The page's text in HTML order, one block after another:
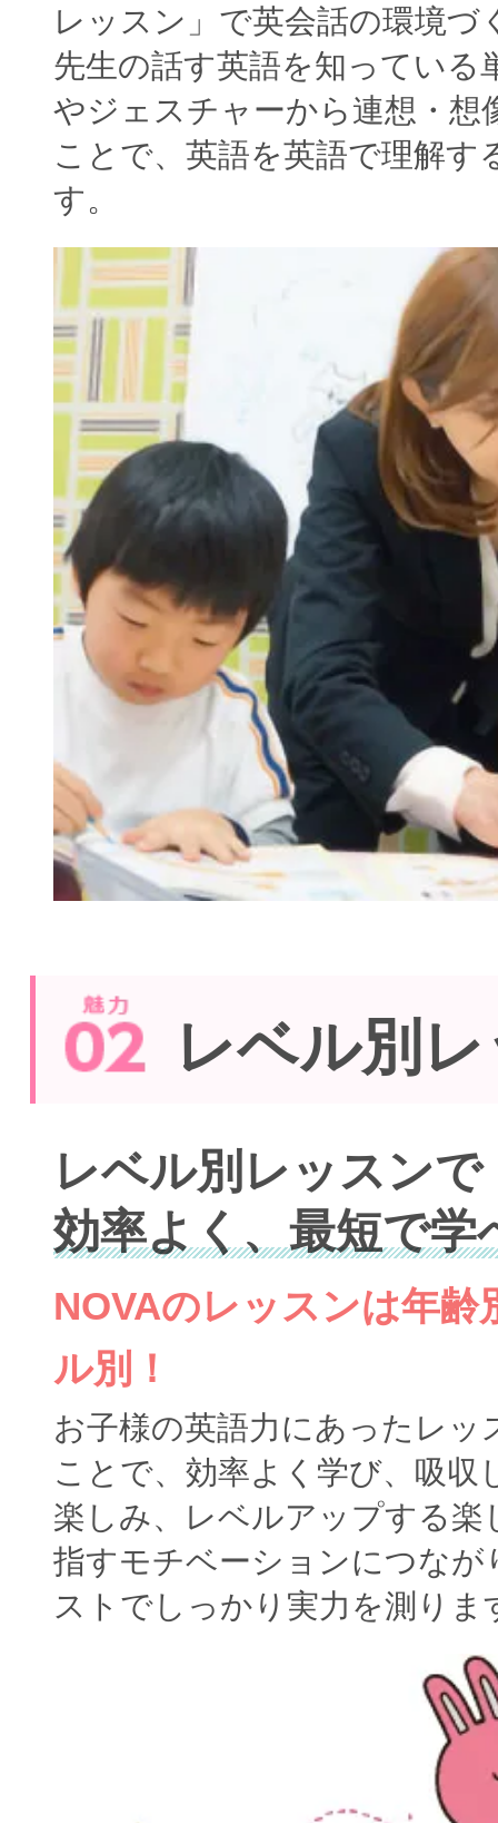
レッスン」で英会話の環境づ
先生の話す英語を知っている
やジェスチャーから連想・想
ことで、英語を英語で理解す
す。
レベル別
レベル別レッスンで
効率よく、最短で学
NOVAのレッスンは年齢
ル別！
お子様の英語力にあったレッ
ことで、効率よく学び、吸収
楽しみ、レベルアップする楽
指すモチベーションにつなが
ストでしっかり実力を測りま